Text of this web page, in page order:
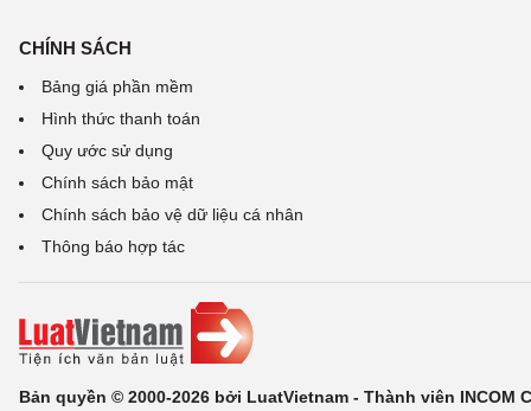
CHÍNH SÁCH
Bảng giá phần mềm
Hình thức thanh toán
Quy ước sử dụng
Chính sách bảo mật
Chính sách bảo vệ dữ liệu cá nhân
Thông báo hợp tác
Bản quyền © 2000-2026 bởi LuatVietnam - Thành viên INCOM